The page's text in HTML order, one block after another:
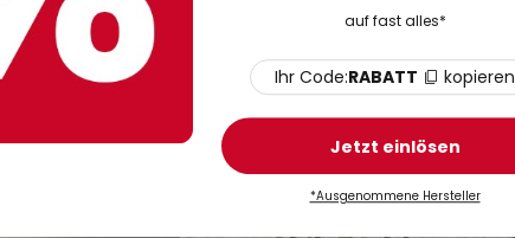
Hängeleuchte, Ø 50 cm
1.699,90 € UVP -549,20 €
2.249,10 €
Auf Lager
auf fast alles*
Ihr Code:RABATT kopieren
Jetzt einlösen
*Ausgenommene Hersteller